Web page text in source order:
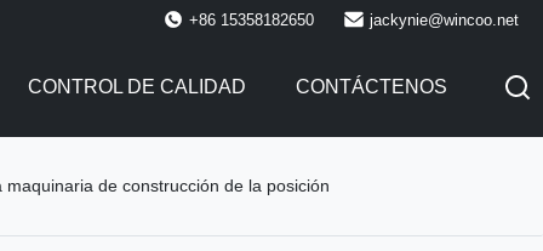
+86 15358182650 jackynie@wincoo.net
CONTROL DE CALIDAD CONTÁCTENOS
de construcción de la posición